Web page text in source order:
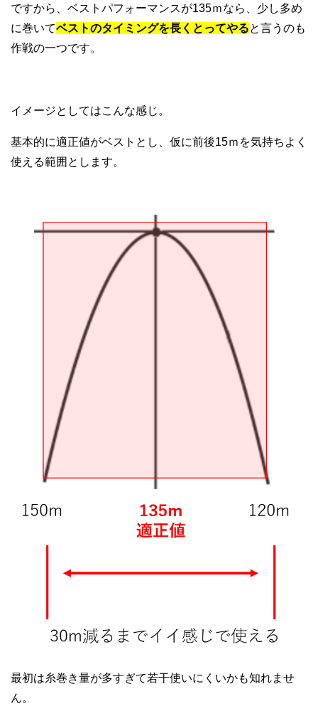
ですから、ベストパフォーマンスが135ｍなら、少し多め
に巻いてベストのタイミングを長くとってやると言うのも
作戦の一つです。
イメージとしてはこんな感じ。
基本的に適正値がベストとし、仮に前後15ｍを気持ちよく
使える範囲とします。
最初は糸巻き量が多すぎて若干使いにくいかも知れませ
ん。